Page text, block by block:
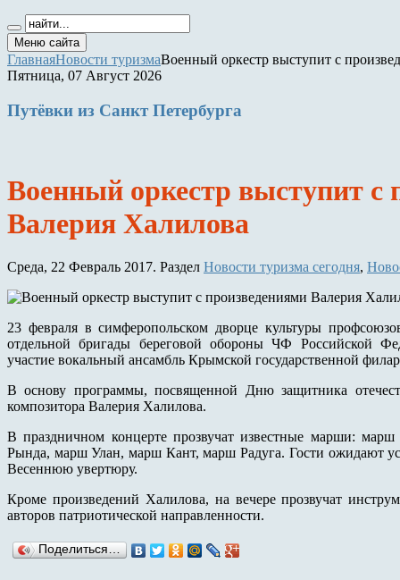
Меню сайта
ГлавнаяНовости туризмаВоенный оркестр выступит с
Пятница, 07 Август 2026
Путёвки из Санкт Петербурга
Военный оркестр выступит с
Валерия Халилова
Среда, 22 Февраль 2017. Раздел Новости туризма сегодня,
23 февраля в симферопольском дворце культуры
отдельной бригады береговой обороны ЧФ Российской
участие вокальный ансамбль Крымской государственной
В основу программы, посвященной Дню защитника
композитора Валерия Халилова.
В праздничном концерте прозвучат известные марши:
Рында, марш Улан, марш Кант, марш Радуга. Гости ожидают
Весеннюю увертюру.
Кроме произведений Халилова, на вечере прозвучат
авторов патриотической направленности.
Поделиться…